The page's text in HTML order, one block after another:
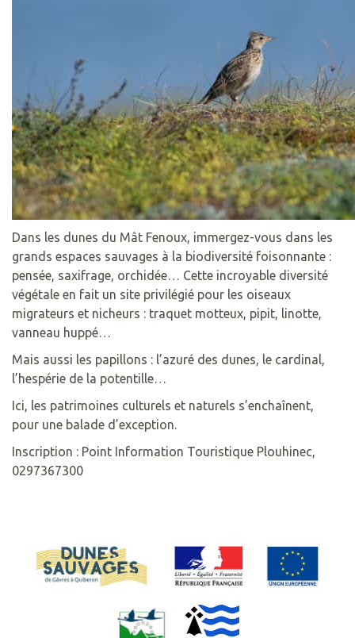
Dans les dunes du Mât Fenoux, immergez-vous dans les
grands espaces sauvages à la biodiversité foisonnante :
pensée, saxifrage, orchidée… Cette incroyable diversité
végétale en fait un site privilégié pour les oiseaux
migrateurs et nicheurs : traquet motteux, pipit, linotte,
vanneau huppé…
Mais aussi les papillons : l’azuré des dunes, le cardinal,
l’hespérie de la potentille…
Ici, les patrimoines culturels et naturels s’enchaînent,
pour une balade d’exception.
Inscription : Point Information Touristique Plouhinec,
0297367300